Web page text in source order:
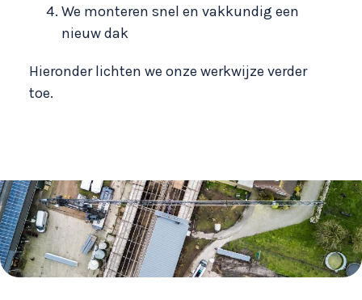
We monteren snel en vakkundig een
nieuw dak
Hieronder lichten we onze werkwijze verder
toe.